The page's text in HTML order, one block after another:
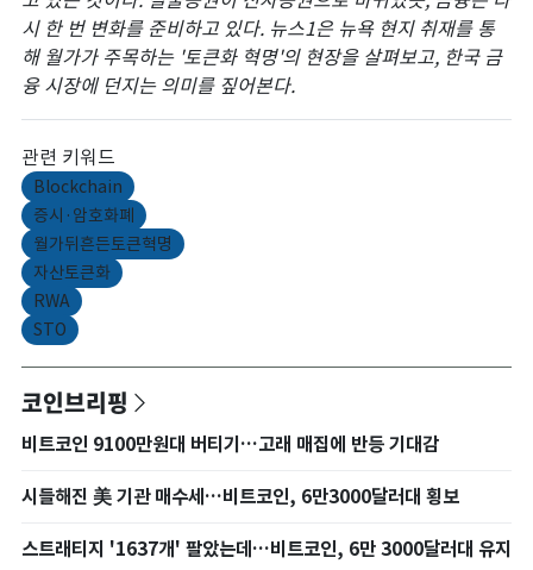
시 한 번 변화를 준비하고 있다. 뉴스1은 뉴욕 현지 취재를 통
해 월가가 주목하는 '토큰화 혁명'의 현장을 살펴보고, 한국 금
융 시장에 던지는 의미를 짚어본다.
관련 키워드
Blockchain
증시·암호화폐
월가뒤흔든토큰혁명
자산토큰화
RWA
STO
코인브리핑
비트코인 9100만원대 버티기…고래 매집에 반등 기대감
시들해진 美 기관 매수세…비트코인, 6만3000달러대 횡보
스트래티지 '1637개' 팔았는데…비트코인, 6만 3000달러대 유지